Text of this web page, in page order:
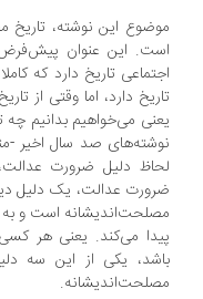
این نوشته، تاریخ مفهوم
این عنوان پیش‌فرض‌هایی
تاریخ دارد که کاملا
دارد، اما وقتی از تاریخ
می‌خواهیم بدانیم چه
صد سال اخیر -مثلا-
دلیل ضرورت عدالت،
عدالت، یک دلیل دینی و
است و به
می‌کند. یعنی هر کسی گفت
یکی از این سه دلیل را